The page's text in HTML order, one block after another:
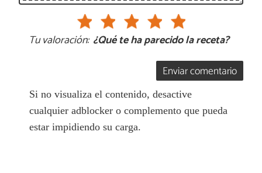
Tu valoración: ¿Qué te ha parecido la receta?
Enviar comentario
Si no visualiza el contenido, desactive
cualquier adblocker o complemento que pueda
estar impidiendo su carga.